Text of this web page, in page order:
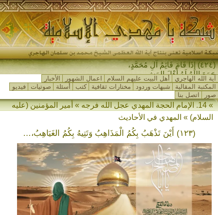
(٤٢٤) إِذَا قَامَ قَائِمُ آلِ مُحَمَّدٍ،
جَمَعَ اللهُ لَهُ أَهْلَ المَشْرِقِ-
آية الله الهاجري أهل البيت عليهم السلام اعمال الشهور
الأخبار
المكتبة المقالية
شبهات وردود مختارات ثقافية كتب أسئلة صوتيات
فيديو
صور
اتصل بنا
» 14. الإمام الحجة المهدي عجل الله فرجه » أمير المؤمنين (عليه
السلام) » المهدي في الأحاديث
(١٢٣) أَيْنَ تَذْهَبُ بِكُمُ الْمَذَاهِبُ وَتَتِيهُ بِكُمُ الغَيَاهِبُ،…